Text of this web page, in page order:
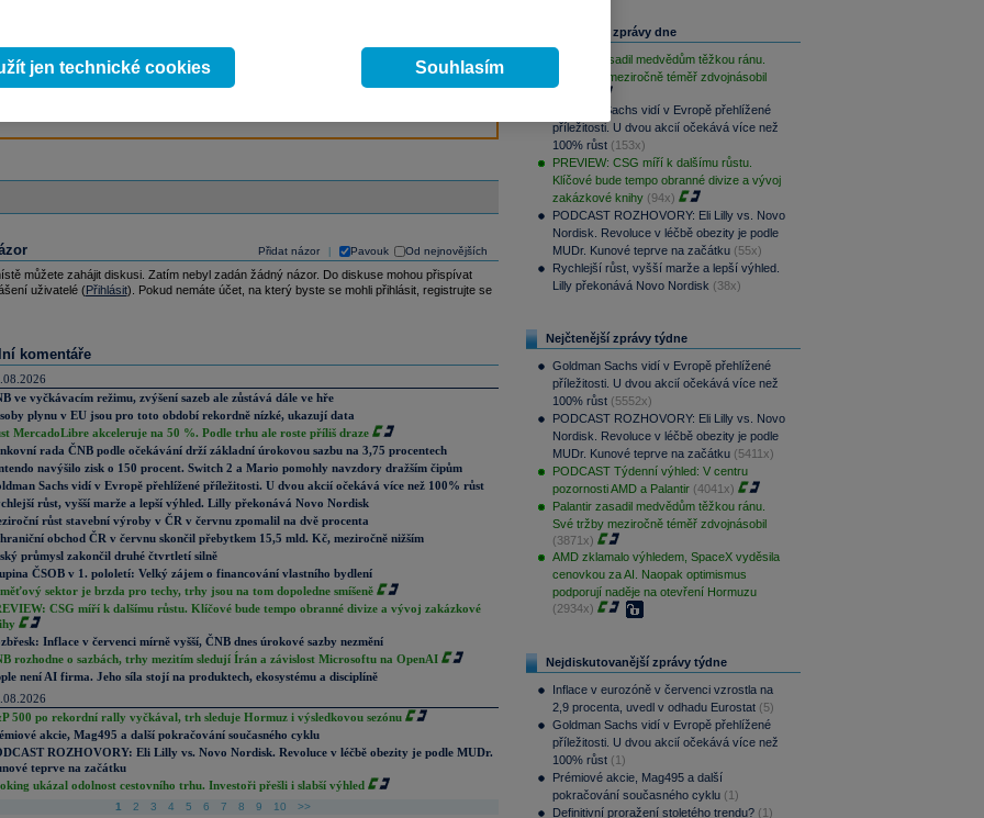
servis, rozsáhlédatabázečasových řad ke stažení,prognózy
avaluace, ekonomickéfundamenty více
Přidat názor Pavouk Od nejnovějších
můžete zahájit diskusi. Zatím nebyl zadán žádný názor. Do diskuse mohou přispívat
uživatelé (Přihlásit). Pokud nemáte účet, na který byste se mohli přihlásit, registrujte se
komentáře
ve vyčkávacím režimu, zvýšení sazeb ale zůstává dále ve hře
plynu v EU jsou pro toto období rekordně nízké, ukazují data
MercadoLibre akceleruje na 50 %. Podle trhu ale roste příliš draze
rada ČNB podle očekávání drží základní úrokovou sazbu na 3,75 procentech
navýšilo zisk o 150 procent. Switch 2 a Mario pomohly navzdory dražším čipům
Sachs vidí v Evropě přehlížené příležitosti. U dvou akcií očekává více než 100% růst
růst, vyšší marže a lepší výhled. Lilly překonává Novo Nordisk
růst stavební výroby v ČR v červnu zpomalil na dvě procenta
obchod ČR v červnu skončil přebytkem 15,5 mld. Kč, meziročně nižším
průmysl zakončil druhé čtvrtletí silně
ČSOB v 1. pololetí: Velký zájem o financování vlastního bydlení
sektor je brzda pro techy, trhy jsou na tom dopoledne smíšeně
CSG míří k dalšímu růstu. Klíčové bude tempo obranné divize a vývoj zakázkové
Inflace v červenci mírně vyšší, ČNB dnes úrokové sazby nezmění
rozhodne o sazbách, trhy mezitím sledují Írán a závislost Microsoftu na OpenAI
není AI firma. Jeho síla stojí na produktech, ekosystému a disciplíně
500 po rekordní rally vyčkával, trh sleduje Hormuz i výsledkovou sezónu
akcie, Mag495 a další pokračování současného cyklu
ROZHOVORY: Eli Lilly vs. Novo Nordisk. Revoluce v léčbě obezity je podle MUDr.
teprve na začátku
ukázal odolnost cestovního trhu. Investoři přešli i slabší výhled
1 2 3 4 5 6 7 8 9 10 >>
Nejčtenější zprávy dne
Palantir zasadil medvědům těžkou ránu.
Své tržby meziročně téměř zdvojnásobil
Goldman Sachs vidí v Evropě přehlížené
příležitosti. U dvou akcií očekává více než
100% růst (153x)
PREVIEW: CSG míří k dalšímu růstu.
Klíčové bude tempo obranné divize a vývoj
zakázkové knihy (94x)
PODCAST ROZHOVORY: Eli Lilly vs. Novo
Nordisk. Revoluce v léčbě obezity je podle
MUDr. Kunové teprve na začátku (55x)
Rychlejší růst, vyšší marže a lepší výhled.
Lilly překonává Novo Nordisk (38x)
Nejčtenější zprávy týdne
Goldman Sachs vidí v Evropě přehlížené
příležitosti. U dvou akcií očekává více než
100% růst (5552x)
PODCAST ROZHOVORY: Eli Lilly vs. Novo
Nordisk. Revoluce v léčbě obezity je podle
MUDr. Kunové teprve na začátku (5411x)
PODCAST Týdenní výhled: V centru
pozornosti AMD a Palantir (4041x)
Palantir zasadil medvědům těžkou ránu.
Své tržby meziročně téměř zdvojnásobil
(3871x)
AMD zklamalo výhledem, SpaceX vyděsila
cenovkou za AI. Naopak optimismus
podporují naděje na otevření Hormuzu
(2934x)
Nejdiskutovanější zprávy týdne
Inflace v eurozóně v červenci vzrostla na
2,9 procenta, uvedl v odhadu Eurostat (5)
Goldman Sachs vidí v Evropě přehlížené
příležitosti. U dvou akcií očekává více než
100% růst (1)
Prémiové akcie, Mag495 a další
pokračování současného cyklu (1)
Definitivní proražení stoletého trendu? (1)
jen technické cookies Souhlasím